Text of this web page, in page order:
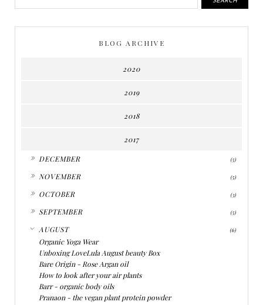
BLOG ARCHIVE
2020
2019
2018
2017
DECEMBER (5)
NOVEMBER (5)
OCTOBER (3)
SEPTEMBER (5)
AUGUST (6)
Organic Yoga Wear
Unboxing LoveLula August beauty Box
Bare Origin - Rose Argan oil
How to look after your air plants
Barr - organic body oils
Pranaon - the vegan plant protein powder